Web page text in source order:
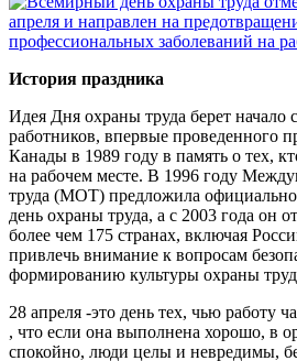
История праздника
Идея Дня охраны труда берет
работников, впервые
Канады в 1989 году в память о тех,
на рабочем месте. В 1996 году
труда (МОТ) предложила
день охраны труда, а с 2003 года он
более чем 175 странах, включая
привлечь внимание к вопросам
формированию культуры охраны
28 апреля -это день тех, чью работу
, что если она выполнена хорошо, в
спокойно, люди целы и невредимы,